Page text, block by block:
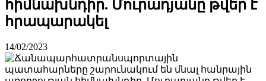
հիմնախնդիր. Մուրադյանը թվեր է
հրապարակել
14/02/2023